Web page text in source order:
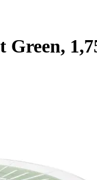
Green,